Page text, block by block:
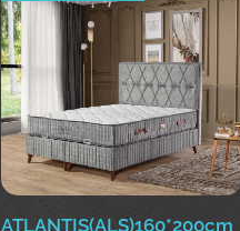
ATLANTIS(ALS)160*200cm